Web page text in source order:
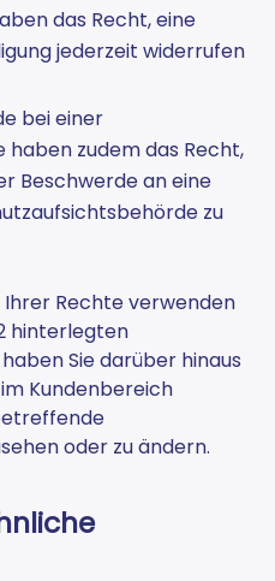
das Recht, eine
jederzeit widerrufen
bei einer
haben zudem das Recht,
Beschwerde an eine
zu
Rechte verwenden
hinterlegten
Sie darüber hinaus
Kundenbereich
oder zu ändern.